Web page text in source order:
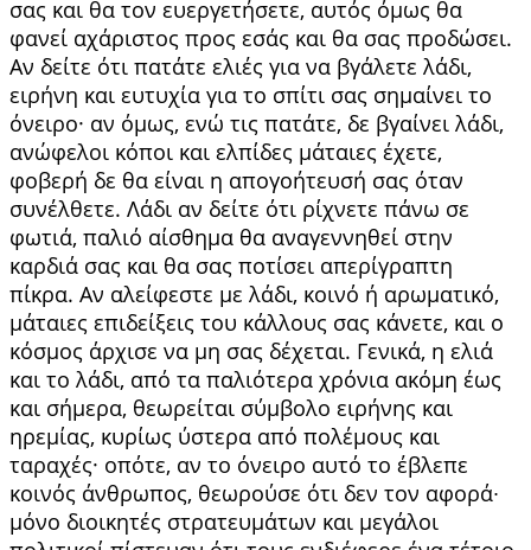
σας και θα τον ευεργετήσετε, αυτός όμως θα
φανεί αχάριστος προς εσάς και θα σας προδώσει.
Αν δείτε ότι πα­τάτε ελιές για να βγάλετε λάδι,
ειρήνη και ευ­τυχία για το σπίτι σας σημαίνει το
όνειρο· αν όμως, ενώ τις πατάτε, δε βγαίνει λάδι,
ανώφε­λοι κόποι και ελπίδες μάταιες έχετε,
φοβερή δε θα είναι η απογοήτευσή σας όταν
συνέλθετε. Λάδι αν δείτε ότι ρίχνετε πάνω σε
φωτιά, πα­λιό αίσθημα θα αναγεννηθεί στην
καρδιά σας και θα σας ποτίσει απερίγραπτη
πίκρα. Αν αλείφε­στε με λάδι, κοινό ή αρωματικό,
μάταιες επιδεί­ξεις του κάλλους σας κάνετε, και ο
κόσμος άρ­χισε να μη σας δέχεται. Γενικά, η ελιά
και το λάδι, από τα παλιότερα χρόνια ακόμη έως
και σήμερα, θεωρείται σύμβολο ειρήνης και
ηρεμίας, κυρίως ύστερα από πολέμους και
ταραχές· οπότε, αν το όνειρο αυτό το έβλεπε
κοινός άνθρωπος, θεωρούσε ότι δεν τον αφορά∙
μόνο δι­οικητές στρατευμάτων και μεγάλοι